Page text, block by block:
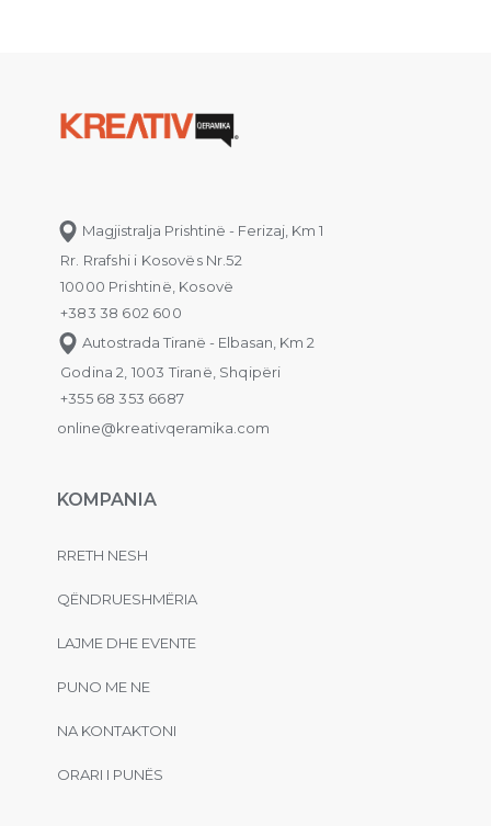
Magjistralja Prishtinë - Ferizaj, Km 1
Rr. Rrafshi i Kosovës Nr.52
10000 Prishtinë, Kosovë
+383 38 602 600
Autostrada Tiranë - Elbasan, Km 2
Godina 2, 1003 Tiranë, Shqipëri
+355 68 353 6687
online@kreativqeramika.com
KOMPANIA
RRETH NESH
QËNDRUESHMËRIA
LAJME DHE EVENTE
PUNO ME NE
NA KONTAKTONI
ORARI I PUNËS